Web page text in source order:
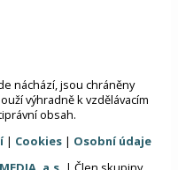
náchází, jsou chráněny
výhradně k vzdělávacím
obsah.
| Cookies | Osobní údaje